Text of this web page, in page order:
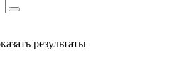
результаты